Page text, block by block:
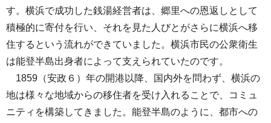
す。横浜で成功した銭湯経営者は、郷里への恩返しとして
積極的に寄付を行い、それを見た人びとがさらに横浜へ移
住するという流れができていました。横浜市民の公衆衛生
は能登半島出身者によって支えられていたのです。
1859（安政６）年の開港以降、国内外を問わず、横浜の
地は様々な地域からの移住者を受け入れることで、コミュ
ニティを構築してきました。能登半島のように、都市への